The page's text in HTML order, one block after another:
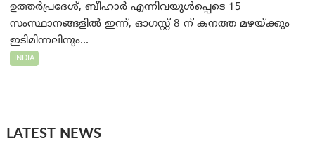
ഉത്തർപ്രദേശ്, ബീഹാർ എന്നിവയുൾപ്പെടെ 15
സംസ്ഥാനങ്ങളിൽ ഇന്ന്, ഓഗസ്റ്റ് 8 ന് കനത്ത മഴയ്ക്കും
ഇടിമിന്നലിനും...
INDIA
LATEST NEWS